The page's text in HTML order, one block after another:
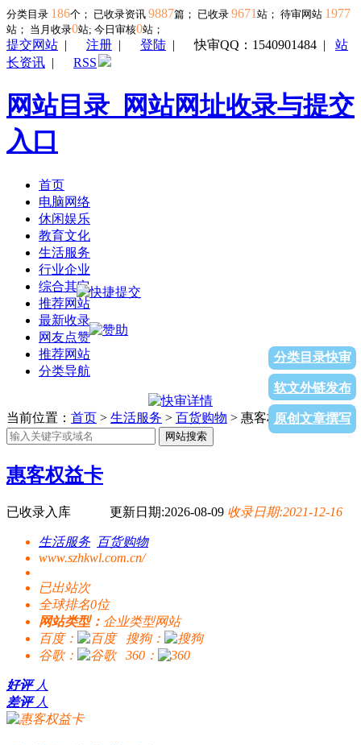
分类目录 186个； 已收录资讯 9887篇； 已收录 9671 站； 待审网站 1977
站； 当月收录0站; 今日审核0站；
提交网站 | 注册 | 登陆 |快审QQ：1540901484 | 站
长资讯 | RSS
网站目录_网站网址收录与提交
入口
首页
电脑网络
休闲娱乐
教育文化
生活服务
行业企业
综合其它
推荐网站
最新收录
网友点赞
推荐网站
分类导航
分类目录快审
软文外链发布
原创文章撰写
当前位置： 首页 > 生活服务 > 百货购物 > 惠客权益卡
网站搜索
惠客权益卡
已收录入库 更新日期:2026-08-09 收录日期:2021-12-16
生活服务
百货购物
www.szhkwl.com.cn/
已出站次
全球排名0位
网站类型： 企业类型网站
百度：
搜狗：
谷歌：
360：
好评 人
差评 人